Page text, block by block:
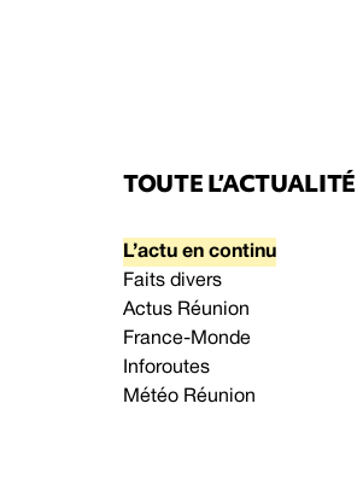
TOUTE L’ACTUALITÉ
L’actu en continu
Faits divers
Actus Réunion
France-Monde
Inforoutes
Météo Réunion